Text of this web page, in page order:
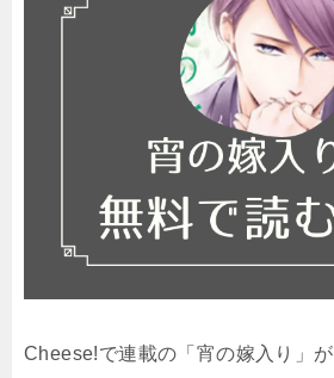
Cheese!で連載の「宵の嫁入り」が